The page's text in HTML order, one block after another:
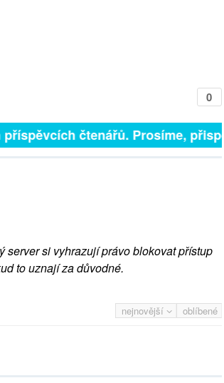
0
příspěvcích čtenářů. Prosíme,
server si vyhrazují právo blokovat přístup
to uznají za důvodné.
nejnovější oblíbené